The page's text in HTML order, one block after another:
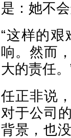
是：她不会
“这样的
响。然而
大的责任。
任正非说
对于公司
背景，也